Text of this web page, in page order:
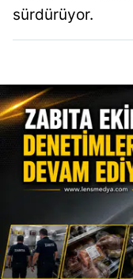
sürdürüyor.